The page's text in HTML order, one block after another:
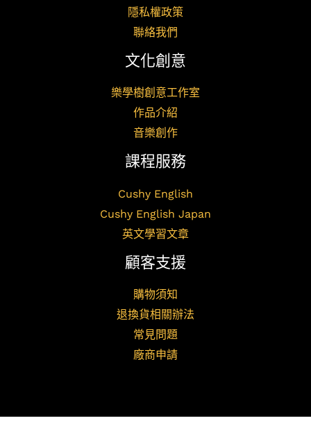
隱私權政策
聯絡我們
文化創意
樂學樹創意工作室
作品介紹
音樂創作
課程服務
Cushy English
Cushy English Japan
英文學習文章
顧客支援
購物須知
退換貨相關辦法
常見問題
廠商申請